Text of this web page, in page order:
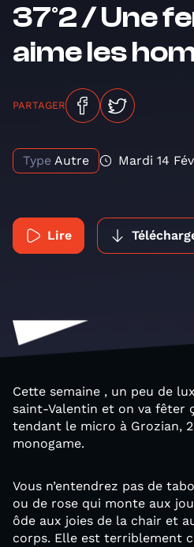
37°2 / Une
aime les
PARTAGER
Type Autre Mardi 14
Lire
Cette semaine , un peu de
saint-Valentin et on va fêter
tendant le micro à Grozian,
monogame.
Vous n’entendrez pas de
ou de rose qui monte aux
ôde aux joies de la chair et
corps. Elle est terriblement